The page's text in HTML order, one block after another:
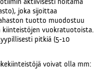
aktiivi­sesti hoitama
joka sijoittaa
tuotto muodostuu
kiinteistöjen vuokra­tuotoista.
pitkiä (5-10
voivat olla mm: